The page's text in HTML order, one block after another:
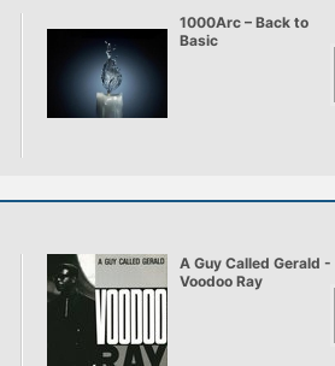
1000Arc – Back to
Basic
A Guy Called Gerald -
Voodoo Ray